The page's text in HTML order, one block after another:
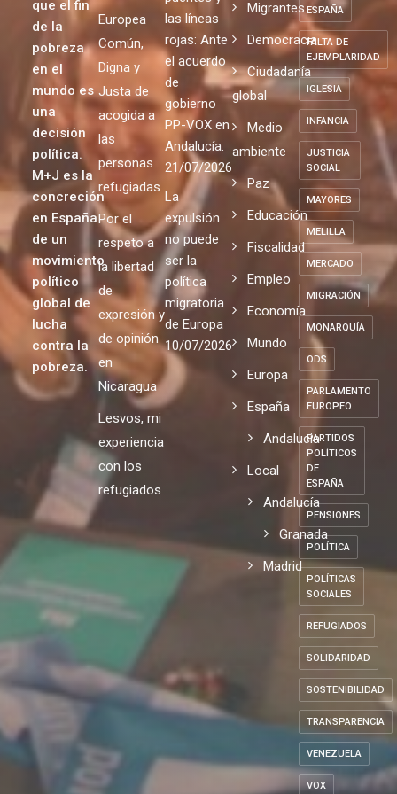
que el fin
de la
pobreza
en el
mundo es
una
decisión
política.
M+J es la
concreción
en España
de un
movimiento
político
global de
lucha
contra la
pobreza.
Europea
Común,
Digna y
Justa de
acogida a
las
personas
refugiadas
Por el
respeto a
la libertad
de
expresión y
de opinión
en
Nicaragua
Lesvos, mi
experiencia
con los
refugiados
las líneas
rojas: Ante
el acuerdo
de
gobierno
PP-VOX en
Andalucía.
21/07/2026
La
expulsión
no puede
ser la
política
migratoria
de Europa
10/07/2026
Migrantes
Democracia
Ciudadanía
global
Medio
ambiente
Paz
Educación
Fiscalidad
Empleo
Economía
Mundo
Europa
España
Andalucia
Local
Andalucía
Granada
Madrid
ESPAÑA
FALTA DE
EJEMPLARIDAD
IGLESIA
INFANCIA
JUSTICIA
SOCIAL
MAYORES
MELILLA
MERCADO
MIGRACIÓN
MONARQUÍA
ODS
PARLAMENTO
EUROPEO
PARTIDOS
POLÍTICOS
DE
ESPAÑA
PENSIONES
POLÍTICA
POLÍTICAS
SOCIALES
REFUGIADOS
SOLIDARIDAD
SOSTENIBILIDAD
TRANSPARENCIA
VENEZUELA
VOX